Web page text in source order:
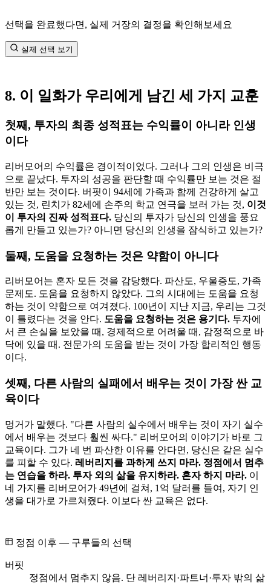
선택을 완료했다면, 실제 거장의 결정을 확인해보세요
실제 선택 보기
8. 이 일화가 우리에게 남긴 세 가지 교훈
첫째, 투자의 최종 성적표는 수익률이 아니라 인생
이다
리버모어의 수익률은 경이적이었다. 그러나 그의 인생은 비극
으로 끝났다. 투자의 성공을 판단할 때 수익률만 보는 것은 절
반만 보는 것이다. 버핏이 94세에 가족과 함께 건강하게 살고
있는 것, 린치가 82세에 손주의 학교 연극을 보러 가는 것, 이것
이 투자의 진짜 성적표다. 당신의 투자가 당신의 인생을 풍요
롭게 만들고 있는가? 아니면 당신의 인생을 잠식하고 있는가?
둘째, 도움을 요청하는 것은 약함이 아니다
리버모어는 혼자 모든 것을 감당했다. 파산도, 우울증도, 가족
문제도. 도움을 요청하지 않았다. 그의 시대에는 도움을 요청
하는 것이 약함으로 여겨졌다. 100년이 지난 지금, 우리는 그것
이 틀렸다는 것을 안다. 도움을 요청하는 것은 용기다. 투자에
서 큰 손실을 보았을 때, 경제적으로 어려울 때, 감정적으로 바
닥에 있을 때. 전문가의 도움을 받는 것이 가장 합리적인 행동
이다.
셋째, 다른 사람의 실패에서 배우는 것이 가장 싼 교
육이다
멍거가 말했다. "다른 사람의 실수에서 배우는 것이 자기 실수
에서 배우는 것보다 훨씬 싸다." 리버모어의 이야기가 바로 그
교육이다. 그가 네 번 파산한 이유를 안다면, 당신은 같은 실수
를 피할 수 있다. 레버리지를 과하게 쓰지 마라. 정점에서 멈추
는 연습을 하라. 투자 외의 삶을 유지하라. 혼자 하지 마라. 이
네 가지를 리버모어가 49년에 걸쳐, 1억 달러를 들여, 자기 인
생을 대가로 가르쳐줬다. 이보다 싼 교육은 없다.
정점 이후 — 구루들의 선택
버핏
정점에서 멈추지 않음. 단 레버리지·파트너·투자 밖의 삶